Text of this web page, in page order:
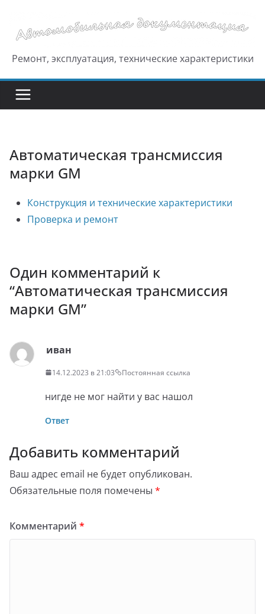
содержимому
Ремонт, эксплуатация, технические характеристики
Автоматическая трансмиссия
марки GM
Конструкция и технические характеристики
Проверка и ремонт
Один комментарий к
“Автоматическая трансмиссия
марки GM”
иван
14.12.2023 в 21:03 Постоянная ссылка
нигде не мог найти у вас нашол
Ответ
Добавить комментарий
Ваш адрес email не будет опубликован.
Обязательные поля помечены *
Комментарий *